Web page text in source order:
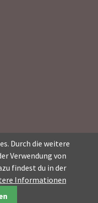
Durch die weitere
Verwendung von
findest du in der
Informationen